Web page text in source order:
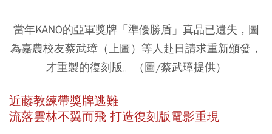
當年KANO的亞軍獎牌「準優勝盾」真品已遺失，圖
為嘉農校友蔡武璋（上圖）等人赴日請求重新頒發，
才重製的復刻版。（圖/蔡武璋提供）
近藤教練帶獎牌逃難
流落雲林不翼而飛 打造復刻版電影重現